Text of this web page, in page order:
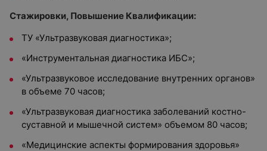
Стажировки, Повышение Квалификации:
ТУ «Ультразвуковая диагностика»;
«Инструментальная диагностика ИБС»;
«Ультразвуковое исследование внутренних органов»
в объеме 70 часов;
«Ультразвуковая диагностика заболеваний костно-
суставной и мышечной систем» объемом 80 часов;
«Медицинские аспекты формирования здоровья»